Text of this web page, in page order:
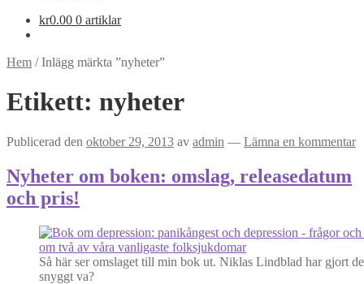
kr0.00 0 artiklar
Hem /Inlägg märkta ”nyheter”
Etikett: nyheter
Publicerad den oktober 29, 2013 av admin — Lämna en kommentar
Nyheter om boken: omslag, releasedatum
och pris!
Så här ser omslaget till min bok ut. Niklas Lindblad har gjort
snyggt va?